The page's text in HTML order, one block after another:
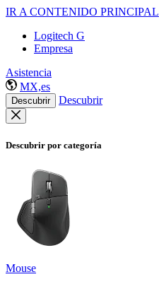
IR A CONTENIDO PRINCIPAL
Logitech G
Empresa
Asistencia
MX,es
Descubrir Descubrir
Descubrir por categoría
Mouse